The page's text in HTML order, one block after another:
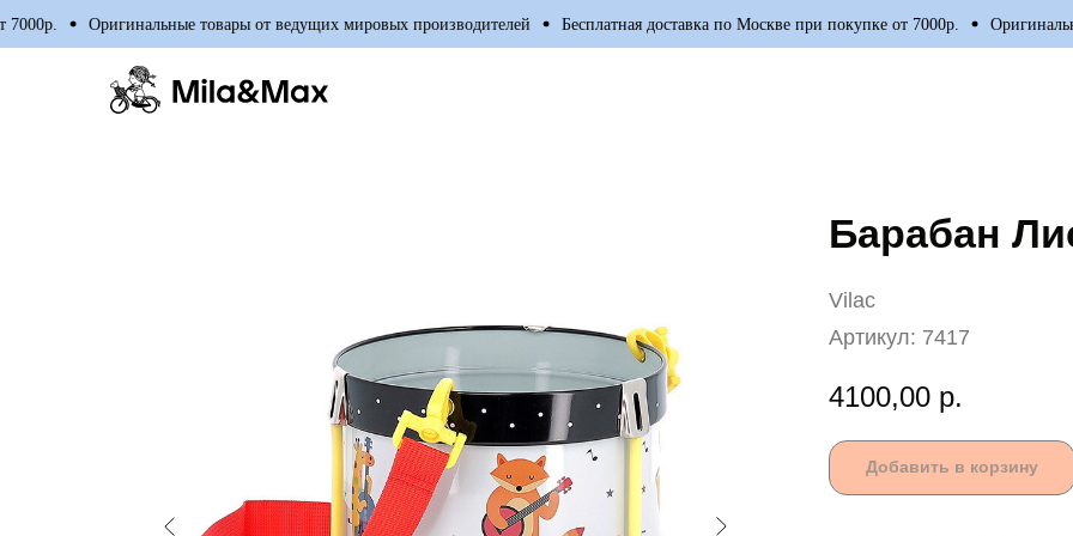
Оригинальные товары от ведущих мировых производителей Бесплатная доставка по Москве при покупке от 7000р.
Барабан
Vilac
Артикул: 7417
4100,00 р.
Добавить в корзину